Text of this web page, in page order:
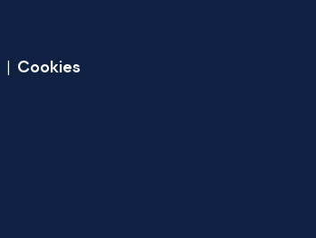
| Cookies